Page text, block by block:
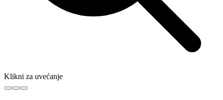
Klikni za uvećanje